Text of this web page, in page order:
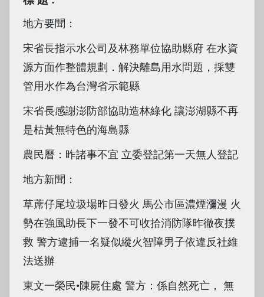
地方要聞：
宋省長指示水公司及林務單位協助縣府 在水資
源方面作整體規劃．解決離島用水問題，採雙
管用水作為台灣省示範縣
宋省長感謝澎防部協助造林綠化 讓澎湖縣不再
是枯黃無特色的海島縣
農民曆：昨諸事不宜 立委登記第一天無人登記
地方新聞：
草蓆仔尾垃圾場昨日發火 馬公市區濃煙瀰漫 火
勢在強風助長下一發不可收拾消防隊昨徹夜撲
救 警方逮捕一名疑似縱火智障男子依違反社維
法送辦
東文一榮民•陳屍住處 警方：係自然死亡， 無